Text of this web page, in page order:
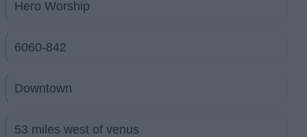
Hero Worship
6060-842
Downtown
53 miles west of venus